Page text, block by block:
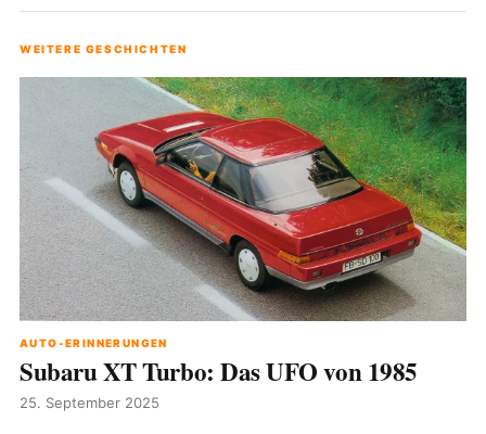
WEITERE GESCHICHTEN
AUTO-ERINNERUNGEN
Subaru XT Turbo: Das UFO von 1985
25. September 2025